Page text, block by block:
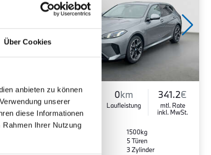
Über Cookies
anbieten zu können
unserer
diese Informationen
Ihrer Nutzung
€
mtl. Rate
MwSt.
Benzin
Kraftstoff
0km
Laufleistung
341.2€
mtl. Rate
inkl. MwSt.
Euro 6
1500kg
5 Türen
3 Zylinder